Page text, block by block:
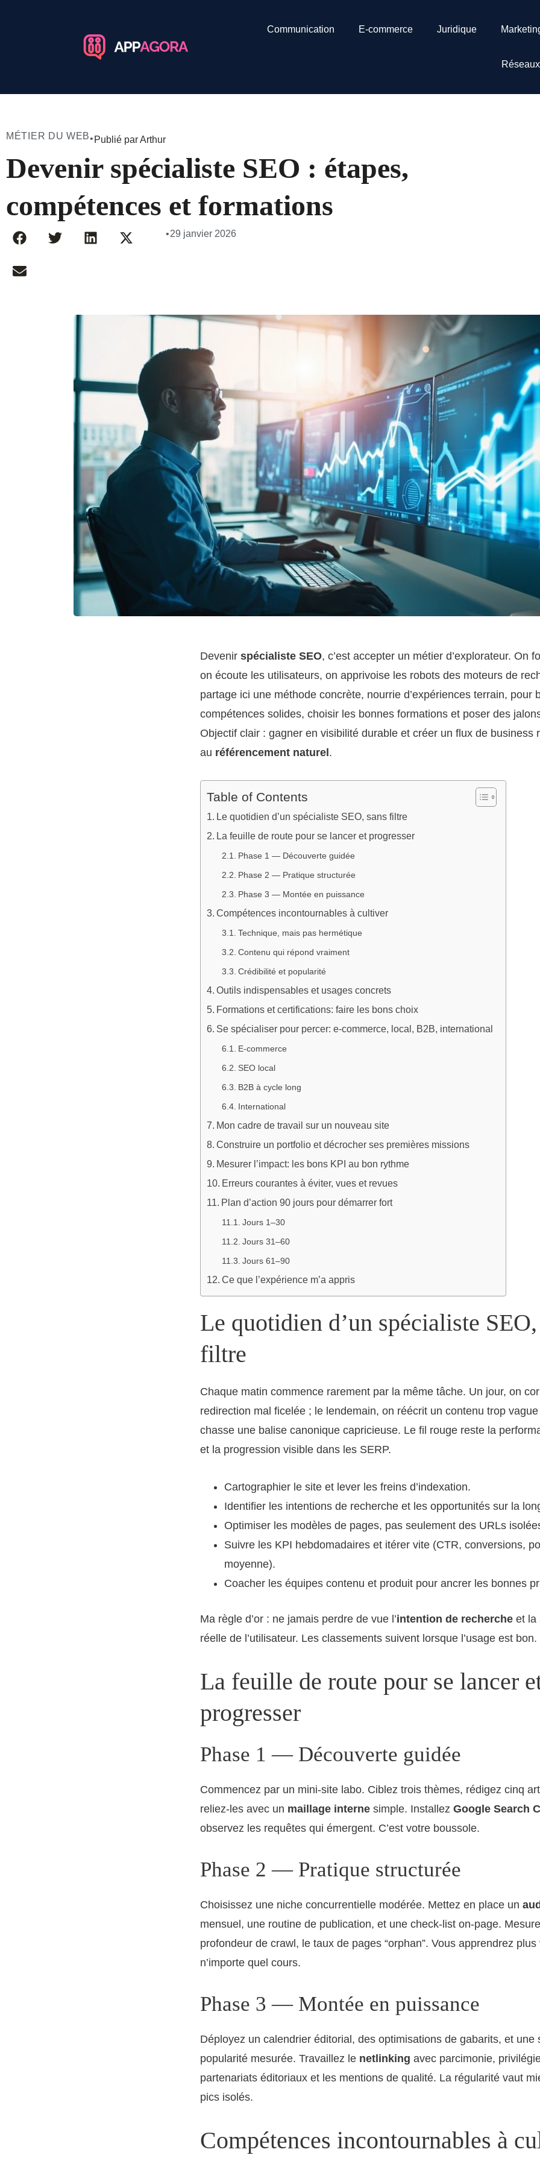
Communication E-commerce Juridique
MÉTIER DU WEB• Publié par Arthur
Devenir spécialiste SEO : étapes,
compétences et formations
•29 janvier 2026
Devenir spécialiste SEO, c’est accepter un métier d’explorateur. On
on écoute les utilisateurs, on apprivoise les robots des moteurs de
partage ici une méthode concrète, nourrie d’expériences terrain, pour
compétences solides, choisir les bonnes formations et poser des
Objectif clair : gagner en visibilité durable et créer un flux de business
au référencement naturel .
Table of Contents
Le quotidien d’un spécialiste SEO, sans filtre
La feuille de route pour se lancer et progresser
Phase 1 — Découverte guidée
Phase 2 — Pratique structurée
Phase 3 — Montée en puissance
Compétences incontournables à cultiver
Technique, mais pas hermétique
Contenu qui répond vraiment
Crédibilité et popularité
Outils indispensables et usages concrets
Formations et certifications: faire les bons choix
Se spécialiser pour percer: e‑commerce, local, B2B, international
E‑commerce
SEO local
B2B à cycle long
International
Mon cadre de travail sur un nouveau site
Construire un portfolio et décrocher ses premières missions
Mesurer l’impact: les bons KPI au bon rythme
Erreurs courantes à éviter, vues et revues
Plan d’action 90 jours pour démarrer fort
Jours 1–30
Jours 31–60
Jours 61–90
Ce que l’expérience m’a appris
Le quotidien d’un spécialiste
filtre
Chaque matin commence rarement par la même tâche. Un jour, on
redirection mal ficelée ; le lendemain, on réécrit un contenu trop
chasse une balise canonique capricieuse. Le fil rouge reste la
et la progression visible dans les SERP.
Cartographier le site et lever les freins d’indexation.
Identifier les intentions de recherche et les opportunités sur la
Optimiser les modèles de pages, pas seulement des URLs
Suivre les KPI hebdomadaires et itérer vite (CTR, conversions,
moyenne).
Coacher les équipes contenu et produit pour ancrer les bonnes
Ma règle d’or : ne jamais perdre de vue l’intention de recherche et la
réelle de l’utilisateur. Les classements suivent lorsque l’usage est bon.
La feuille de route pour se lancer
progresser
Phase 1 — Découverte guidée
Commencez par un mini-site labo. Ciblez trois thèmes, rédigez cinq
reliez-les avec un maillage interne simple. Installez Google Search
observez les requêtes qui émergent. C’est votre boussole.
Phase 2 — Pratique structurée
Choisissez une niche concurrentielle modérée. Mettez en place un
mensuel, une routine de publication, et une check-list on-page.
profondeur de crawl, le taux de pages “orphan”. Vous apprendrez plus
n’importe quel cours.
Phase 3 — Montée en puissance
Déployez un calendrier éditorial, des optimisations de gabarits, et une
popularité mesurée. Travaillez le netlinking avec parcimonie,
partenariats éditoriaux et les mentions de qualité. La régularité vaut
pics isolés.
Compétences incontournables à